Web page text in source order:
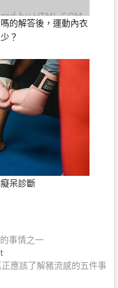
的解答後，運動內衣
？
呆診斷
事情之一
Next
post:
應該了解豬流感的五件事